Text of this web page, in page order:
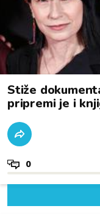
Stiže
pripremi je i
0